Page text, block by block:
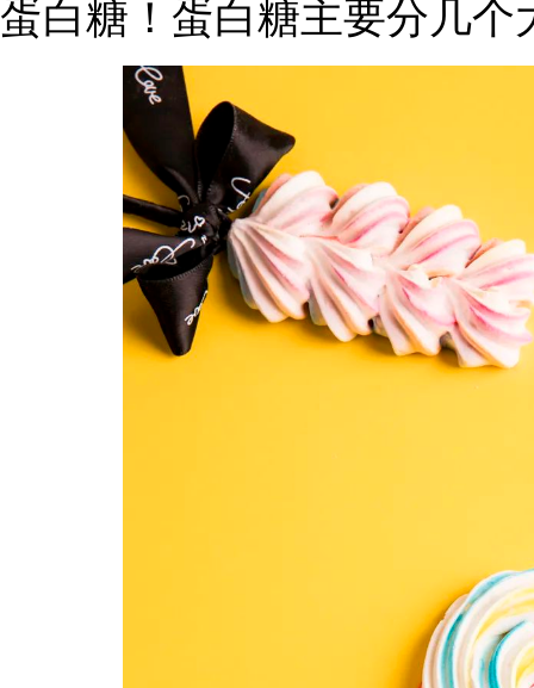
蛋白糖！蛋白糖主要分几